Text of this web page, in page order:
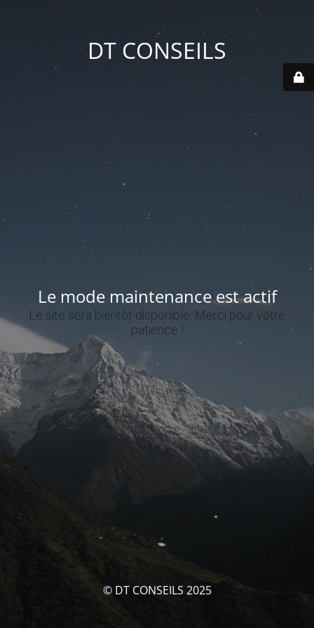
DT CONSEILS
Le mode maintenance est actif
Le site sera bientôt disponible. Merci pour votre
patience !
© DT CONSEILS 2025